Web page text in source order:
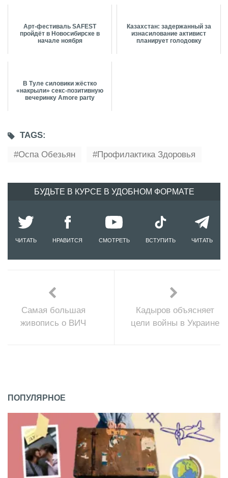
Арт-фестиваль SAFEST
пройдёт в Новосибирске в
начале ноября
Казахстан: задержанный за
изнасилование активист
планирует голодовку
В Туле силовики жёстко
«накрыли» секс-позитивную
вечеринку Amore party
TAGS:
Оспа Обезьян
Профилактика Здоровья
БУДЬТЕ В КУРСЕ В УДОБНОМ ФОРМАТЕ
ЧИТАТЬ НРАВИТСЯ СМОТРЕТЬ ВСТУПИТЬ ЧИТАТЬ
Самая большая
живопись о ВИЧ
Кадыров объясняет
цели войны в Украине
ПОПУЛЯРНОЕ